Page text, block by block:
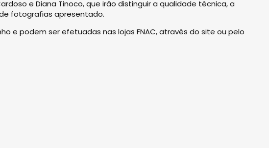
e Diana Tinoco, que irão distinguir a qualidade técnica, a
fotografias apresentado.
e podem ser efetuadas nas lojas FNAC, através do site ou pelo